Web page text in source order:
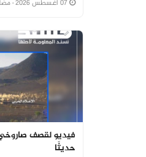
·
فيديو لقصف
حديثًا